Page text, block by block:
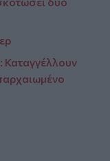
Καταγγέλλουν